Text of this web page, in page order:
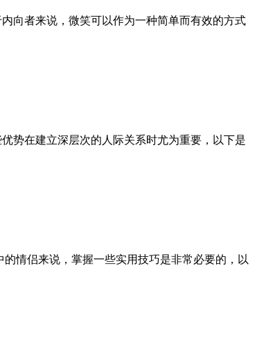
向者来说，微笑可以作为一种简单而有效的方式
势在建立深层次的人际关系时尤为重要，以下是
情侣来说，掌握一些实用技巧是非常必要的，以